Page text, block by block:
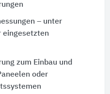
– unter
eingesetzten
zum Einbau und
oder